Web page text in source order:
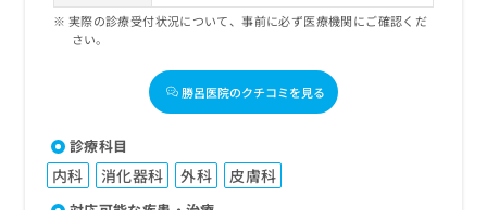
実際の診療受付状況について、事前に必ず医療機関にご確認くだ
さい。
勝呂医院のクチコミを見る
診療科目
内科 消化器科 外科 皮膚科